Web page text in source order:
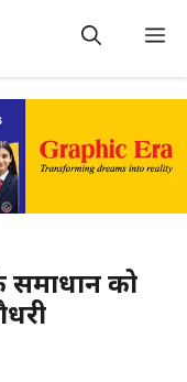
समाधान को